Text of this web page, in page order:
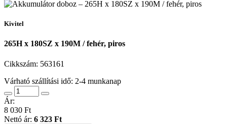
Kivitel
265H x 180SZ x 190M / fehér, piros
Cikkszám: 563161
Várható szállítási idő: 2-4 munkanap
Ár:
8 030 Ft
Nettó ár: 6 323 Ft